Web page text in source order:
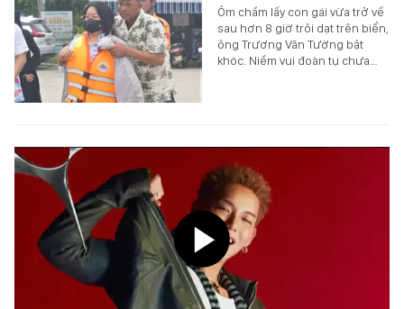
Ôm chầm lấy con gái vừa trở về
sau hơn 8 giờ trôi dạt trên biển,
ông Trương Văn Tường bật
khóc. Niềm vui đoàn tụ chưa…